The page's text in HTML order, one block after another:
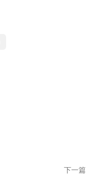
下一篇